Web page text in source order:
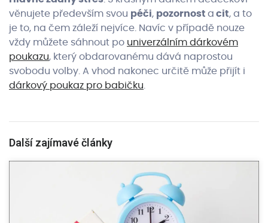
věnujete především svou péči, pozornost a cit, a to
je to, na čem záleží nejvíce. Navíc v případě nouze
vždy můžete sáhnout po univerzálním dárkovém
poukazu, který obdarovanému dává naprostou
svobodu volby. A vhod nakonec určitě může přijít i
dárkový poukaz pro babičku
Další zajímavé články